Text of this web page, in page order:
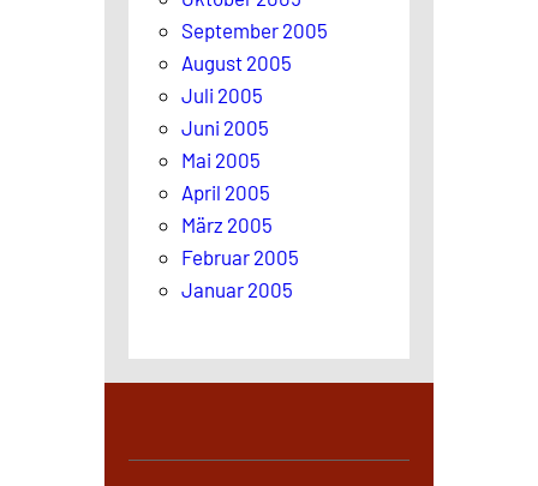
September 2005
August 2005
Juli 2005
Juni 2005
Mai 2005
April 2005
März 2005
Februar 2005
Januar 2005